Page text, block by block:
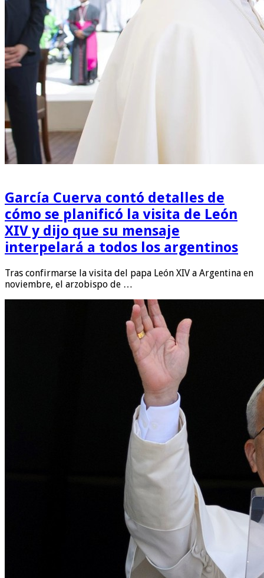
García Cuerva contó detalles de
cómo se planificó la visita de León
XIV y dijo que su mensaje
interpelará a todos los argentinos
Tras confirmarse la visita del papa León XIV a Argentina en
noviembre, el arzobispo de …